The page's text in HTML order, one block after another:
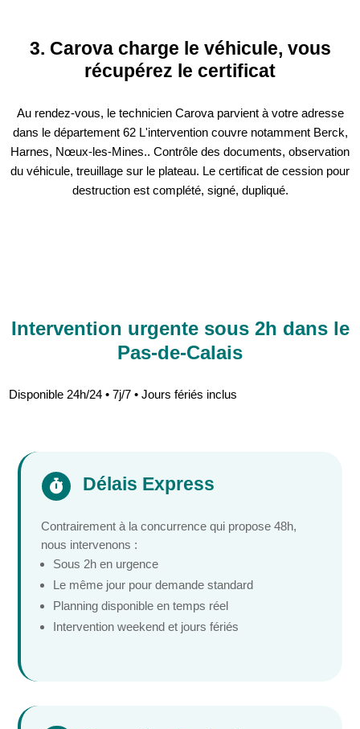
3. Carova charge le véhicule, vous
récupérez le certificat
Au rendez-vous, le technicien Carova parvient à votre adresse
dans le département 62 L'intervention couvre notamment Berck,
Harnes, Nœux-les-Mines.. Contrôle des documents, observation
du véhicule, treuillage sur le plateau. Le certificat de cession pour
destruction est complété, signé, dupliqué.
Intervention urgente sous 2h dans le
Pas-de-Calais
Disponible 24h/24 • 7j/7 • Jours fériés inclus
 Délais Express
Contrairement à la concurrence qui propose 48h,
nous intervenons :
Sous 2h en urgence
Le même jour pour demande standard
Planning disponible en temps réel
Intervention weekend et jours fériés